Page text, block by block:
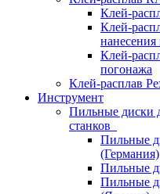
Клей-
Клей-
Клей-
погонажа
Клей-расплав
Инструмент
Пильные диски
станков
Пильные
(Германия)
Пильные
Пильные